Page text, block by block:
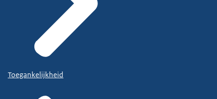
Toegankelijkheid